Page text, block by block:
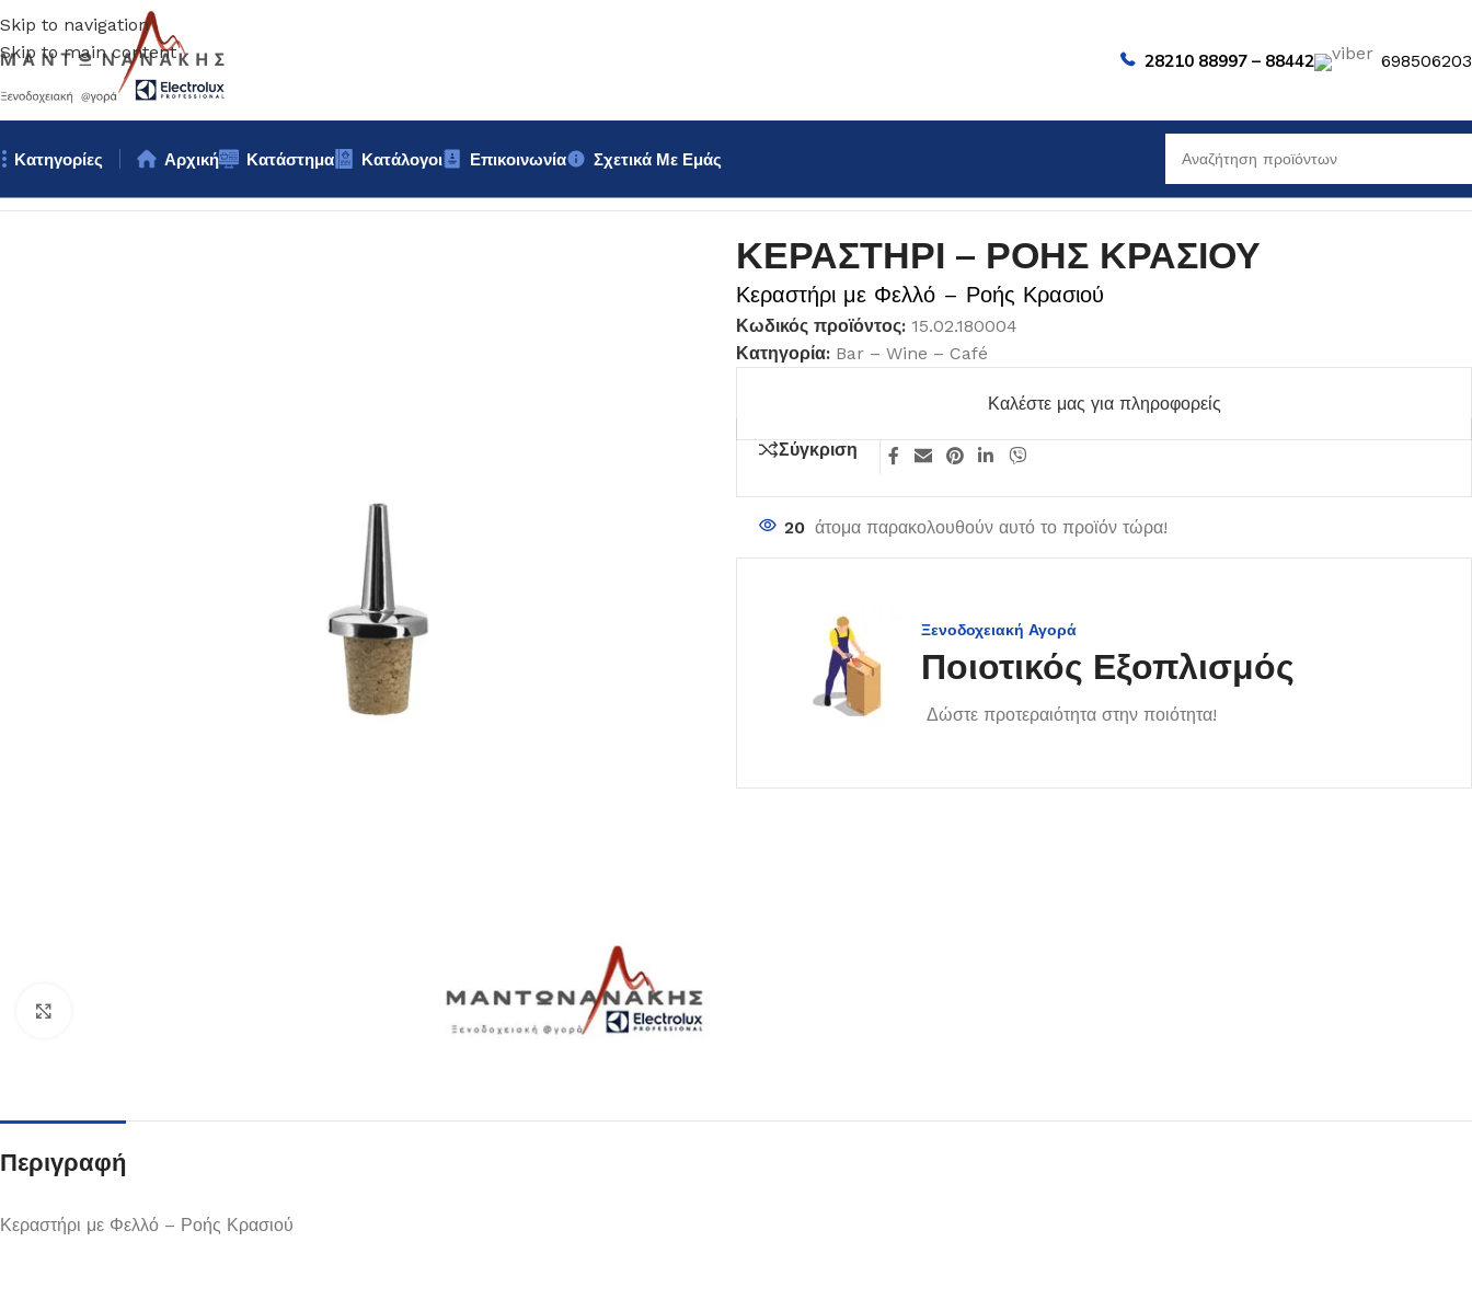
Skip to navigation
Skip to main content
28210 88997 – 88442
Κατηγορίες Αρχική Κατάστημα Κατάλογοι Επικοινωνία
Σχετικά Με Εμάς
ΚΕΡΑΣΤΗΡΙ – ΡΟΗΣ ΚΡΑΣΙΟΥ
Κεραστήρι με Φελλό – Ροής Κρασιού
Κωδικός προϊόντος: 15.02.180004
Κατηγορία: Bar – Wine – Café
Καλέστε μας για πληροφορείς
Σύγκριση
20 άτομα παρακολουθούν αυτό το προϊόν τώρα!
Ξενοδοχειακή Αγορά
Ποιοτικός Εξοπλισμός
Δώστε προτεραιότητα στην ποιότητα!
Περιγραφή
Κεραστήρι με Φελλό – Ροής Κρασιού